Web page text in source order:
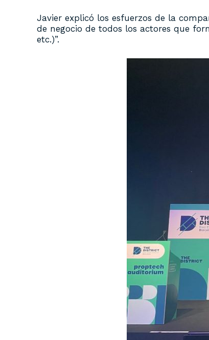
Javier explicó los esfuerzos de la
de negocio de todos los actores que
etc.)”.